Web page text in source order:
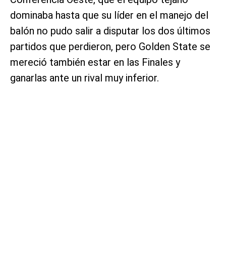
dominaba hasta que su líder en el manejo del
balón no pudo salir a disputar los dos últimos
partidos que perdieron, pero Golden State se
mereció también estar en las Finales y
ganarlas ante un rival muy inferior.